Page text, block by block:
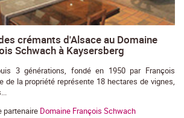
crémants d'Alsace au Domaine
Schwach à Kaysersberg
3 générations, fondé en 1950 par François
de la propriété représente 18 hectares de vignes,
partenaire Domaine François Schwach